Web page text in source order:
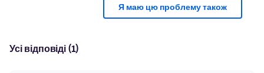
Я маю цю проблему також
Усі відповіді (1)